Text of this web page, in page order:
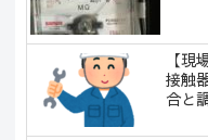
【
接触
合と